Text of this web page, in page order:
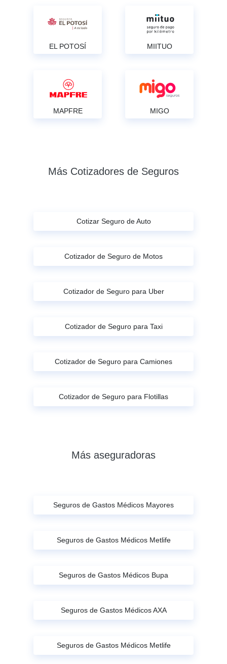
EL POTOSÍ MIITUO
MAPFRE MIGO
Más Cotizadores de Seguros
Cotizar Seguro de Auto
Cotizador de Seguro de Motos
Cotizador de Seguro para Uber
Cotizador de Seguro para Taxi
Cotizador de Seguro para Camiones
Cotizador de Seguro para Flotillas
Más aseguradoras
Seguros de Gastos Médicos Mayores
Seguros de Gastos Médicos Metlife
Seguros de Gastos Médicos Bupa
Seguros de Gastos Médicos AXA
Seguros de Gastos Médicos Metlife